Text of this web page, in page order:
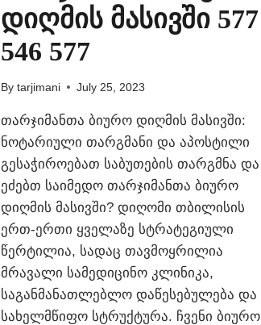
დიღმის მასივში 577
546 577
By tarjimani July 25, 2023
თარჯიმანთა ბიურო დიღმის მასივში:
ნოტარიული თარგმანი და აპოსტილი
გესაჭიროებათ საბუთების თარგმნა და
ეძებთ საიმედო თარჯიმანთა ბიურო
დიღმის მასივში? დიღომი თბილისის
ერთ-ერთი ყველაზე სტრატეგიული
წერტილია, სადაც თავმოყრილია
მრავალი სამედიცინო კლინიკა,
საგანმანათლებლო დაწესებულება და
სახელმწიფო სტრუქტურა. ჩვენი ბიურო